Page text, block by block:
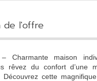
de l'offre
– Charmante maison
rêvez du confort d’une
cette